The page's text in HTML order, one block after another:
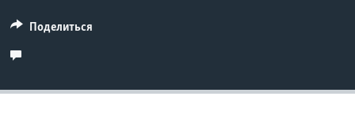
Поделиться